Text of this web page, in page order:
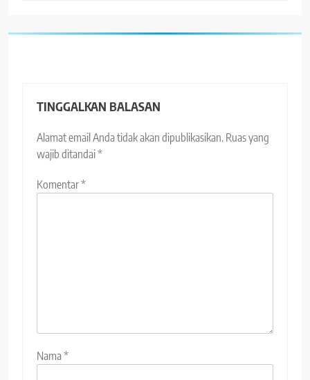
TINGGALKAN BALASAN
Alamat email Anda tidak akan dipublikasikan. Ruas yang
wajib ditandai*
Komentar*
Nama*